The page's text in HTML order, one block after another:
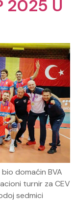
2025 U
domaćin BVA
turnir za CEV
sedmici